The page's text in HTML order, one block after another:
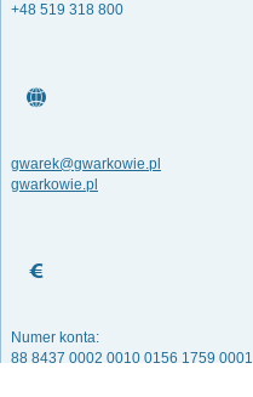
+48 519 318 800
gwarek@gwarkowie.pl
gwarkowie.pl
Numer konta:
88 8437 0002 0010 0156 1759 0001